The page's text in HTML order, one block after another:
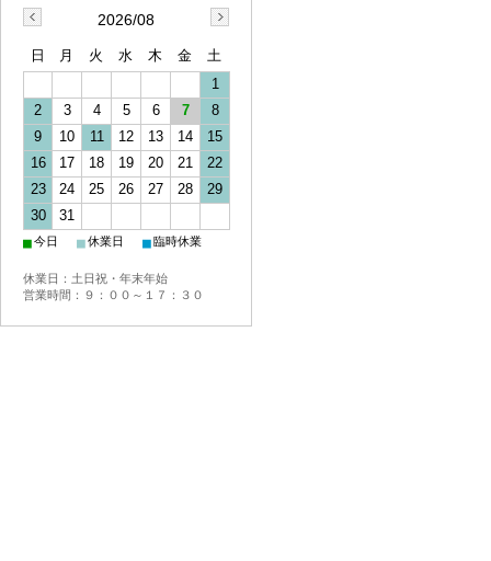
2026/08
日 月 火 水 木 金
土
1
2
3 4 5 6 7
8
9
10 11 12 13 14
15
16
17 18 19 20 21
22
23
24 25 26 27 28
29
30
31
■今日 ■休業日 ■臨時休業
休業日：土日祝・年末年始
営業時間：９：００～１７：３０